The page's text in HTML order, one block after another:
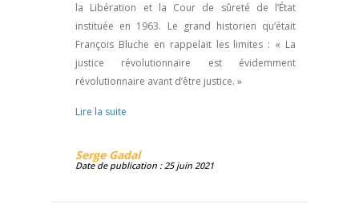
la Libération et la Cour de sûreté de l’État
instituée en 1963. Le grand historien qu’était
François Bluche en rappelait les limites : « La
justice révolutionnaire est évidemment
révolutionnaire avant d’être justice. »
Lire la suite
Serge Gadal
Date de publication : 25 juin 2021